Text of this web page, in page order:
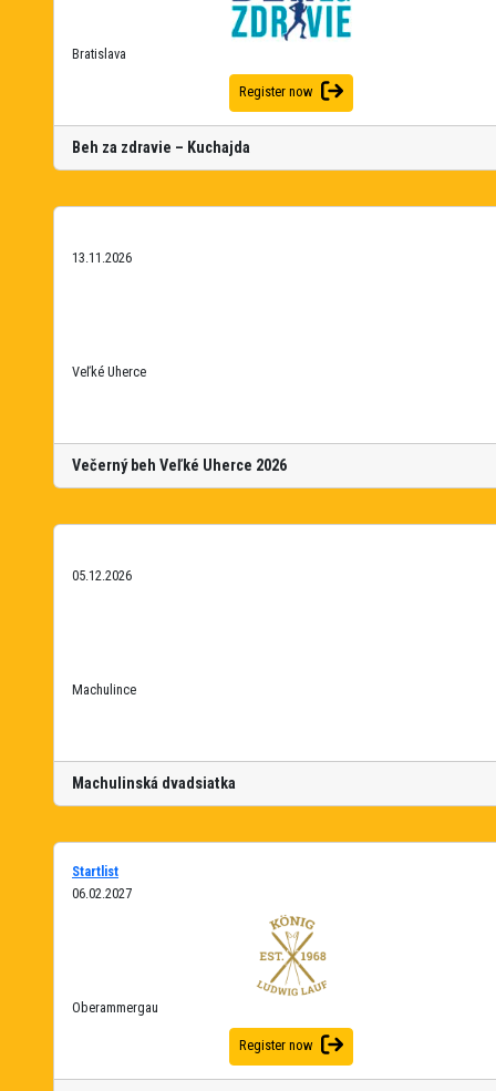
Bratislava
Register now
Beh za zdravie – Kuchajda
13.11.2026
Veľké Uherce
Večerný beh Veľké Uherce 2026
05.12.2026
Machulince
Machulinská dvadsiatka
Startlist
06.02.2027
Oberammergau
Register now